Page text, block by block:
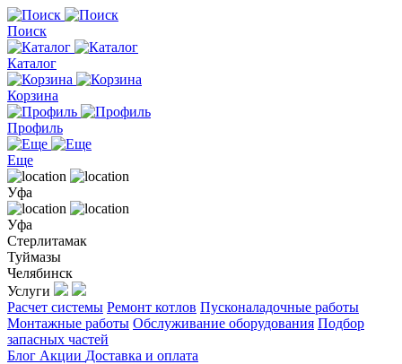
Поиск
Каталог
Корзина
Профиль
Еще
Уфа
Уфа
Стерлитамак
Туймазы
Челябинск
Услуги
Расчет системы Ремонт котлов Пусконаладочные работы
Монтажные работы Обслуживание оборудования Подбор
запасных частей
Блог Акции Доставка и оплата